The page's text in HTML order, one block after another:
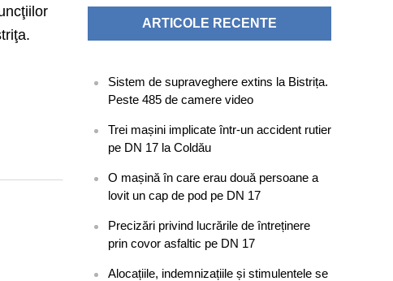
ARTICOLE RECENTE
Sistem de supraveghere extins la Bistrița.
Peste 485 de camere video
Trei mașini implicate într-un accident rutier
pe DN 17 la Coldău
O mașină în care erau două persoane a
lovit un cap de pod pe DN 17
Precizări privind lucrările de întreținere
prin covor asfaltic pe DN 17
Alocațiile, indemnizațiile și stimulentele se